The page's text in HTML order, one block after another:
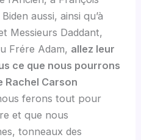
aussi, ainsi qu’à
Messieurs Daddant,
Frére Adam, allez leur
ce que nous pourrons
Rachel Carson
ferons tout pour
et que nous
tonneaux des